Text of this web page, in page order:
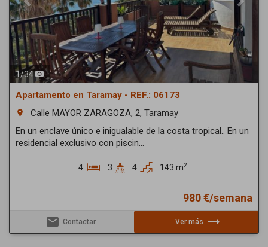
1/34
Apartamento en Taramay - REF.: 06173
room
Calle MAYOR ZARAGOZA, 2, Taramay
En un enclave único e inigualable de la costa tropical.. En un
residencial exclusivo con piscin...
4 3 4 143 m2
980 €/semana
email Contactar Ver más trending_flat